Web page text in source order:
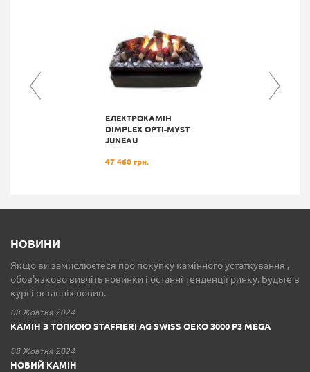
ЕЛЕКТРОКАМІН
DIMPLEX OPTI-MYST
JUNEAU
47 460 грн.
НОВИНИ
Якщо ви замислюєтеся про покупку камінного устаткування ,
обов'язково вивчіть новинки і останні тенденції ринку. Будьте в
курсі останніх новин.
08 Жовтня 2024
КАМІН З ТОПКОЮ STAFFIERI AG SWISS OEKO 3000 P3 MEGA
08 Жовтня 2024
НОВИЙ КАМІН